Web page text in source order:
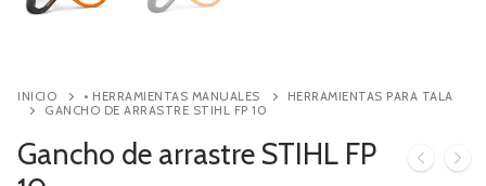
INICIO • HERRAMIENTAS MANUALES
HERRAMIENTAS PARA TALA
GANCHO DE ARRASTRE STIHL FP 10
Gancho de arrastre STIHL FP